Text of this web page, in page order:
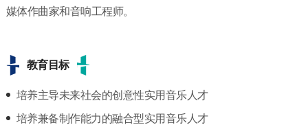
媒体作曲家和音响工程师。
教育目标
培养主导未来社会的创意性实用音乐人才
培养兼备制作能力的融合型实用音乐人才